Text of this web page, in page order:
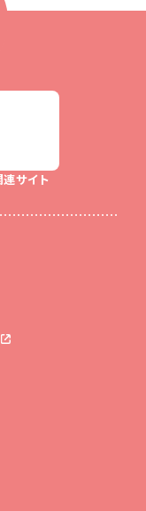
連サイト